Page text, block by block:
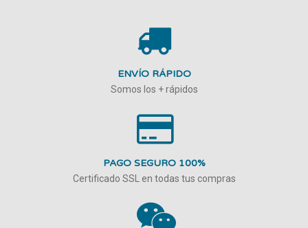
ENVÍO RÁPIDO
Somos los + rápidos
PAGO SEGURO 100%
Certificado SSL en todas tus compras